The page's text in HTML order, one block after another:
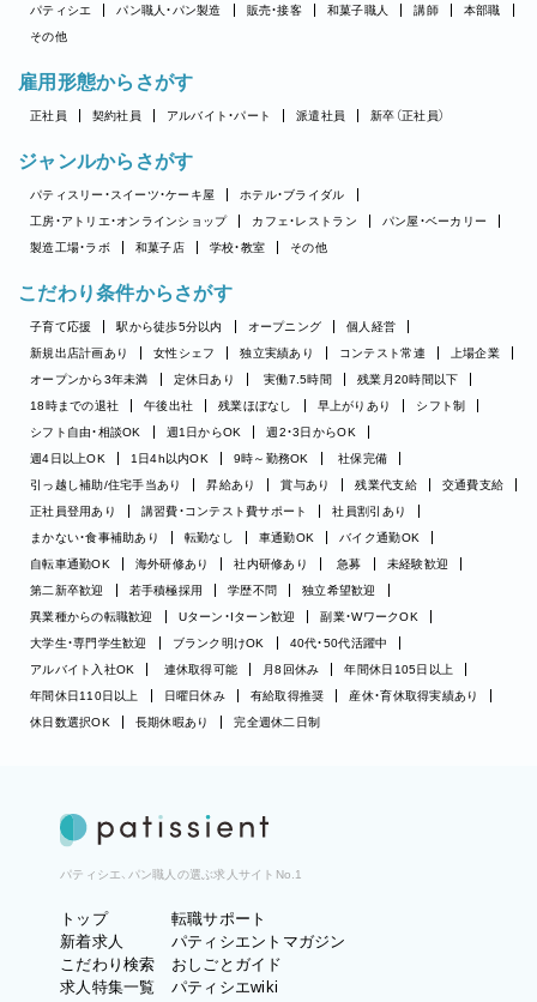
パティシエ パン職人・パン製造 販売・接客 和菓子職人 講師
本部職
その他
雇用形態からさがす
正社員 契約社員 アルバイト・パート 派遣社員 新卒（正社員）
ジャンルからさがす
パティスリー・スイーツ・ケーキ屋
ホテル・ブライダル
工房・アトリエ・オンラインショップ
カフェ・レストラン
パン屋・ベーカリー
製造工場・ラボ
和菓子店 学校・教室 その他
こだわり条件からさがす
子育て応援 駅から徒歩5分以内 オープニング
個人経営
新規出店計画あり
女性シェフ 独立実績あり コンテスト常連
上場企業
オープンから3年未満
定休日あり 実働7.5時間
残業月20時間以下
18時までの退社
午後出社 残業ほぼなし 早上がりあり
シフト制
シフト自由・相談OK
週1日からOK
週2・3日からOK
週4日以上OK
1日4h以内OK 9時～勤務OK
社保完備
引っ越し補助/住宅手当あり
昇給あり 賞与あり 残業代支給
交通費支給
正社員登用あり
講習費・コンテスト費サポート
社員割引あり
まかない・食事補助あり
転勤なし 車通勤OK
バイク通勤OK
自転車通勤OK
海外研修あり 社内研修あり 急募
未経験歓迎
第二新卒歓迎
若手積極採用 学歴不問
独立希望歓迎
異業種からの転職歓迎
Uターン・Iターン歓迎
副業・WワークOK
大学生・専門学生歓迎
ブランク明けOK
40代・50代活躍中
アルバイト入社OK
連休取得可能 月8回休み
年間休日105日以上
年間休日110日以上
日曜日休み 有給取得推奨
産休・育休取得実績あり
休日数選択OK
長期休暇あり 完全週休二日制
パティシエ、パン職人の選ぶ求人サイトNo.1
トップ
新着求人
こだわり検索
求人特集一覧
転職サポート
パティシエントマガジン
おしごとガイド
パティシエwiki